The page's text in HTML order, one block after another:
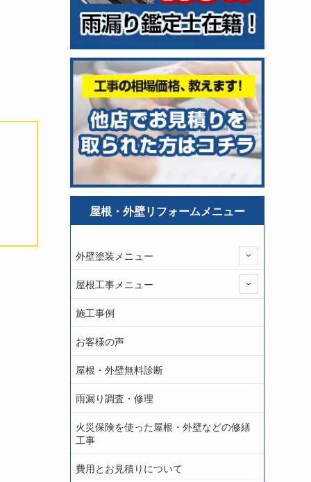
屋根・外壁リフォームメニュー
外壁塗装メニュー
屋根工事メニュー
施工事例
お客様の声
屋根・外壁無料診断
雨漏り調査・修理
火災保険を使った屋根・外壁などの修繕
工事
費用とお見積りについて